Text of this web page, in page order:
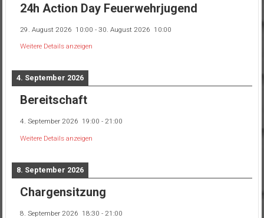
24h Action Day Feuerwehrjugend
29. August 2026 10:00 - 30. August 2026 10:00
Weitere Details anzeigen
4. September 2026
Bereitschaft
4. September 2026 19:00 - 21:00
Weitere Details anzeigen
8. September 2026
Chargensitzung
8. September 2026 18:30 - 21:00